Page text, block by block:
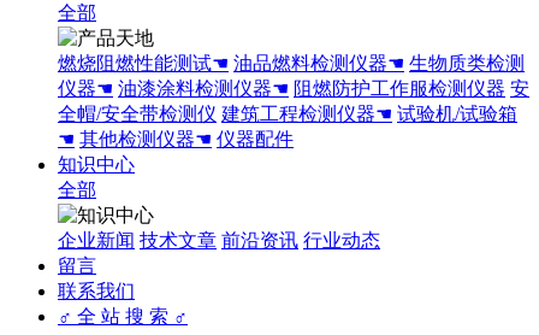
全部
燃烧阻燃性能测试☚ 油品燃料检测仪器☚ 生物质类检测
仪器☚ 油漆涂料检测仪器☚ 阻燃防护工作服检测仪器 安
全帽/安全带检测仪 建筑工程检测仪器☚ 试验机/试验箱
☚ 其他检测仪器☚ 仪器配件
知识中心
全部
企业新闻 技术文章 前沿资讯 行业动态
留言
联系我们
♂ 全 站 搜 索 ♂